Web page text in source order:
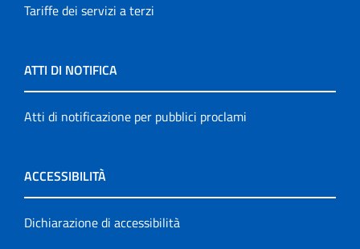
Tariffe dei servizi a terzi
ATTI DI NOTIFICA
Atti di notificazione per pubblici proclami
ACCESSIBILITÀ
Dichiarazione di accessibilità